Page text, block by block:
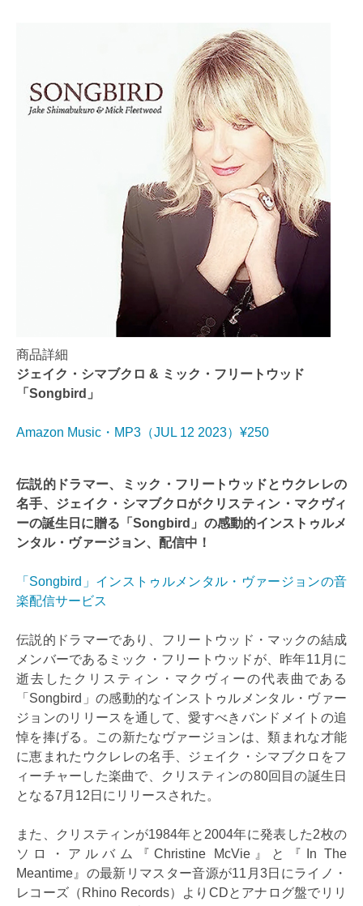
商品詳細
ジェイク・シマブクロ & ミック・フリートウッド
「Songbird」
Amazon Music・MP3（JUL 12 2023）¥250
伝説的ドラマー、ミック・フリートウッドとウクレレの
名手、ジェイク・シマブクロがクリスティン・マクヴィ
ーの誕生日に贈る「Songbird」の感動的インストゥルメ
ンタル・ヴァージョン、配信中！
「Songbird」インストゥルメンタル・ヴァージョンの音
楽配信サービス
伝説的ドラマーであり、フリートウッド・マックの結成
メンバーであるミック・フリートウッドが、昨年11月に
逝去したクリスティン・マクヴィーの代表曲である
「Songbird」の感動的なインストゥルメンタル・ヴァー
ジョンのリリースを通して、愛すべきバンドメイトの追
悼を捧げる。この新たなヴァージョンは、類まれな才能
に恵まれたウクレレの名手、ジェイク・シマブクロをフ
ィーチャーした楽曲で、クリスティンの80回目の誕生日
となる7月12日にリリースされた。
また、クリスティンが1984年と2004年に発表した2枚の
ソロ・アルバム『Christine McVie』と『In The
Meantime』の最新リマスター音源が11月3日にライノ・
レコーズ（Rhino Records）よりCDとアナログ盤でリリ